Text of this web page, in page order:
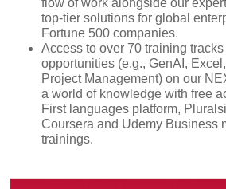
top-tier solutions for global
Fortune 500 companies.
Access to over 70 training
opportunities (e.g., GenAI,
Project Management) on our
a world of knowledge with free
First languages platform,
Coursera and Udemy Business
trainings.